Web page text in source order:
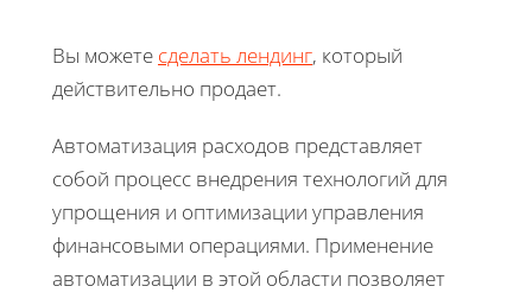
Вы можете сделать лендинг, который
действительно продает.
Автоматизация расходов представляет
собой процесс внедрения технологий для
упрощения и оптимизации управления
финансовыми операциями. Применение
автоматизации в этой области позволяет